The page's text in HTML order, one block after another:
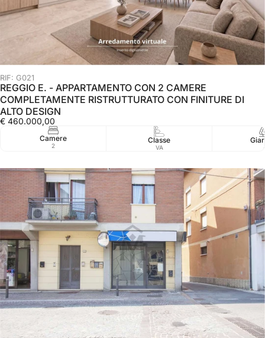
RIF: G021
REGGIO E. - APPARTAMENTO CON 2 CAMERE
COMPLETAMENTE RISTRUTTURATO CON FINITURE DI
ALTO DESIGN
€ 460.000,00
Camere
2
Classe
VA